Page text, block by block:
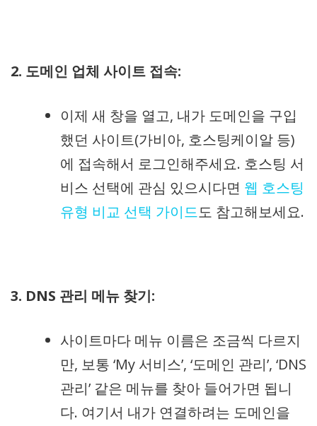
2. 도메인 업체 사이트 접속:
이제 새 창을 열고, 내가 도메인을 구입
했던 사이트(가비아, 호스팅케이알 등)
에 접속해서 로그인해주세요. 호스팅 서
비스 선택에 관심 있으시다면 웹 호스팅
유형 비교 선택 가이드도 참고해보세요.
3. DNS 관리 메뉴 찾기:
사이트마다 메뉴 이름은 조금씩 다르지
만, 보통 ‘My 서비스’, ‘도메인 관리’, ‘DNS
관리’ 같은 메뉴를 찾아 들어가면 됩니
다. 여기서 내가 연결하려는 도메인을